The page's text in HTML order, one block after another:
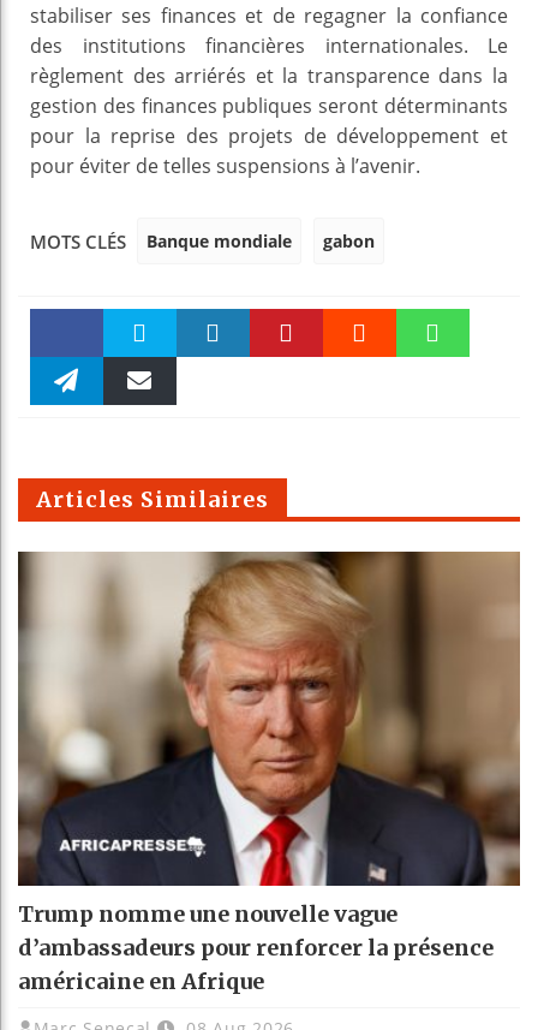
stabiliser ses finances et de regagner la confiance
des institutions financières internationales. Le
règlement des arriérés et la transparence dans la
gestion des finances publiques seront déterminants
pour la reprise des projets de développement et
pour éviter de telles suspensions à l’avenir.
MOTS CLÉS Banque mondiale gabon
Faceboo Twitter
m
Articles Similaires
Trump nomme une nouvelle vague
d’ambassadeurs pour renforcer la présence
américaine en Afrique